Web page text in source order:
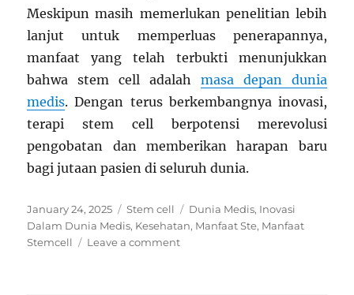
Meskipun masih memerlukan penelitian lebih
lanjut untuk memperluas penerapannya,
manfaat yang telah terbukti menunjukkan
bahwa stem cell adalah masa depan dunia
medis. Dengan terus berkembangnya inovasi,
terapi stem cell berpotensi merevolusi
pengobatan dan memberikan harapan baru
bagi jutaan pasien di seluruh dunia.
Posted
on
January 24, 2025 Categories
Stem cell Tags
Dunia Medis, Inovasi
Dalam Dunia Medis, Kesehatan, Manfaat Ste, Manfaat
Stemcell
Leave a commenton